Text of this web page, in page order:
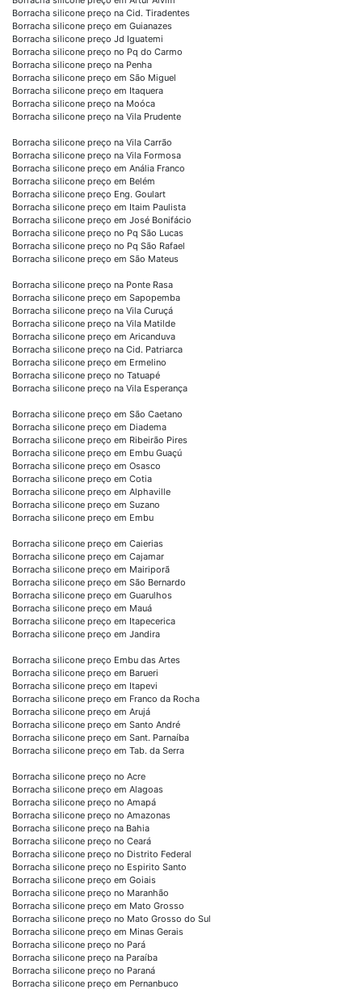
Borracha silicone preço na Cid. Tiradentes
Borracha silicone preço em Guianazes
Borracha silicone preço Jd Iguatemi
Borracha silicone preço no Pq do Carmo
Borracha silicone preço na Penha
Borracha silicone preço em São Miguel
Borracha silicone preço em Itaquera
Borracha silicone preço na Moóca
Borracha silicone preço na Vila Prudente
Borracha silicone preço na Vila Carrão
Borracha silicone preço na Vila Formosa
Borracha silicone preço em Anália Franco
Borracha silicone preço em Belém
Borracha silicone preço Eng. Goulart
Borracha silicone preço em Itaim Paulista
Borracha silicone preço em José Bonifácio
Borracha silicone preço no Pq São Lucas
Borracha silicone preço no Pq São Rafael
Borracha silicone preço em São Mateus
Borracha silicone preço na Ponte Rasa
Borracha silicone preço em Sapopemba
Borracha silicone preço na Vila Curuçá
Borracha silicone preço na Vila Matilde
Borracha silicone preço em Aricanduva
Borracha silicone preço na Cid. Patriarca
Borracha silicone preço em Ermelino
Borracha silicone preço no Tatuapé
Borracha silicone preço na Vila Esperança
Borracha silicone preço em São Caetano
Borracha silicone preço em Diadema
Borracha silicone preço em Ribeirão Pires
Borracha silicone preço em Embu Guaçú
Borracha silicone preço em Osasco
Borracha silicone preço em Cotia
Borracha silicone preço em Alphaville
Borracha silicone preço em Suzano
Borracha silicone preço em Embu
Borracha silicone preço em Caierias
Borracha silicone preço em Cajamar
Borracha silicone preço em Mairiporã
Borracha silicone preço em São Bernardo
Borracha silicone preço em Guarulhos
Borracha silicone preço em Mauá
Borracha silicone preço em Itapecerica
Borracha silicone preço em Jandira
Borracha silicone preço Embu das Artes
Borracha silicone preço em Barueri
Borracha silicone preço em Itapevi
Borracha silicone preço em Franco da Rocha
Borracha silicone preço em Arujá
Borracha silicone preço em Santo André
Borracha silicone preço em Sant. Parnaíba
Borracha silicone preço em Tab. da Serra
Borracha silicone preço no Acre
Borracha silicone preço em Alagoas
Borracha silicone preço no Amapá
Borracha silicone preço no Amazonas
Borracha silicone preço na Bahia
Borracha silicone preço no Ceará
Borracha silicone preço no Distrito Federal
Borracha silicone preço no Espirito Santo
Borracha silicone preço em Goiais
Borracha silicone preço no Maranhão
Borracha silicone preço em Mato Grosso
Borracha silicone preço no Mato Grosso do Sul
Borracha silicone preço em Minas Gerais
Borracha silicone preço no Pará
Borracha silicone preço na Paraíba
Borracha silicone preço no Paraná
Borracha silicone preço em Pernanbuco